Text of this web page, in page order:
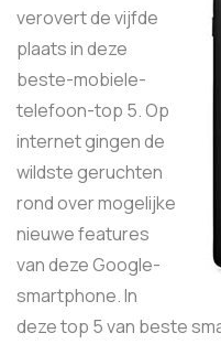
verovert de vijfde
plaats in deze
beste-mobiele-
telefoon-top 5. Op
internet gingen de
wildste geruchten
rond over mogelijke
nieuwe features
van deze Google-
smartphone. In
deze top 5 van beste